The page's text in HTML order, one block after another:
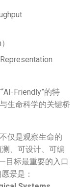
Friendly”的特
生命科学的关键桥
仅是观察生命的
、可设计、可编
目标最重要的入口
景是：